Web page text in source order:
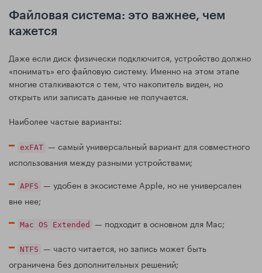
Файловая система: это важнее, чем
кажется
Даже если диск физически подключится, устройство должно
«понимать» его файловую систему. Именно на этом этапе
многие сталкиваются с тем, что накопитель виден, но
открыть или записать данные не получается.
Наиболее частые варианты:
exFAT — самый универсальный вариант для совместного
использования между разными устройствами;
APFS — удобен в экосистеме Apple, но не универсален
вне нее;
Mac OS Extended — подходит в основном для Mac;
NTFS — часто читается, но запись может быть
ограничена без дополнительных решений;